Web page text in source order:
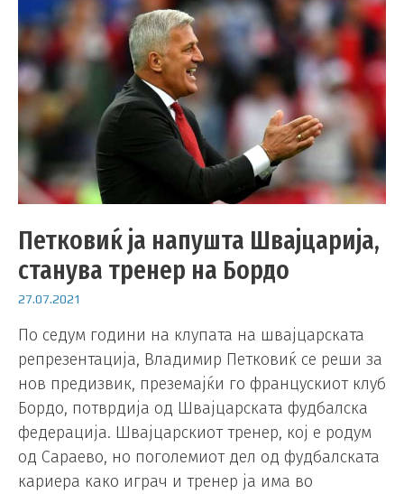
Петковиќ ја напушта Швајцарија,
станува тренер на Бордо
27.07.2021
По седум години на клупата на швајцарската
репрезентација, Владимир Петковиќ се реши за
нов предизвик, преземајќи го францускиот клуб
Бордо, потврдија од Швајцарската фудбалска
федерација. Швајцарскиот тренер, кој е родум
од Сараево, но поголемиот дел од фудбалската
кариера како играч и тренер ја има во